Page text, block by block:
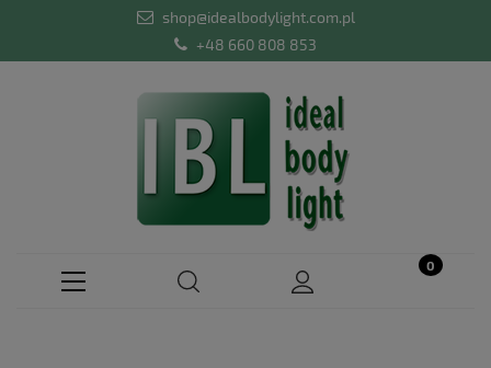
shop@idealbodylight.com.pl
+48 660 808 853